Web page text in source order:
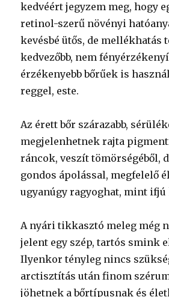
kedvéért jegyzem meg, hogy
retinol-szerű növényi
kevésbé ütős, de mellékhatás
kedvezőbb, nem
érzékenyebb bőrűek is
reggel, este.
Az érett bőr szárazabb,
megjelenhetnek rajta
ráncok, veszít tömörségéből,
gondos ápolással, megfelelő
ugyanúgy ragyoghat, mint
A nyári tikkasztó meleg még
jelent egy szép, tartós smink
Ilyenkor tényleg nincs
arctisztítás után finom
jöhetnek a bőrtípusnak és